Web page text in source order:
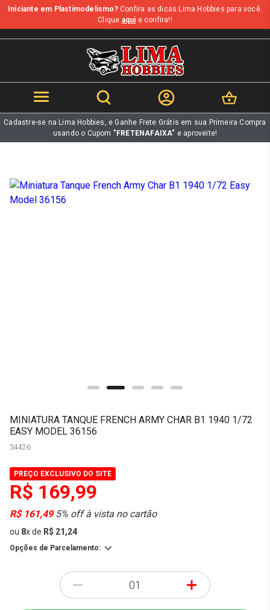
b
Iniciante em Plastimodelismo?Confira as dicas Lima Hobbies para você.
Clique aqui e confira!!
Cadastre-se na Lima Hobbies, e Ganhe Frete Grátis em sua Primeira Compra
usando o Cupom "FRETENAFAIXA" e aproveite!
MINIATURA TANQUE FRENCH ARMY CHAR B1 1940 1/72
EASY MODEL 36156
34426
PREÇO EXCLUSIVO DO SITE
R$ 169,99
R$ 161,495% off à vista no cartão
ou 8xde R$ 21,24
Opções de Parcelamento:
- +